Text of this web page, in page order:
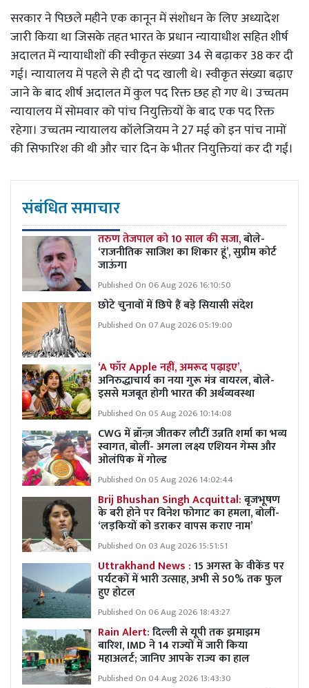
सरकार ने पिछले महीने एक कानून में संशोधन के लिए अध्यादेश
जारी किया था जिसके तहत भारत के प्रधान न्यायाधीश सहित शीर्ष
अदालत में न्यायाधीशों की स्वीकृत संख्या 34 से बढ़ाकर 38 कर दी
गई। न्यायालय में पहले से ही दो पद खाली थे। स्वीकृत संख्या बढ़ाए
जाने के बाद शीर्ष अदालत में कुल पद रिक्त छह हो गए थे। उच्चतम
न्यायालय में सोमवार को पांच नियुक्तियों के बाद एक पद रिक्त
रहेगा। उच्चतम न्यायालय कॉलेजियम ने 27 मई को इन पांच नामों
की सिफारिश की थी और चार दिन के भीतर नियुक्तियां कर दी गईं।
संबंधित समाचार
तरुण तेजपाल को 10 साल की सजा,बोले-
‘राजनीतिक साजिश का शिकार हूं’, सुप्रीम कोर्ट
जाऊंगा
Published On 06 Aug 2026 16:10:50
छोटे चुनावों में छिपे हैं बड़े सियासी संदेश
Published On 07 Aug 2026 05:19:00
‘A फॉर Apple नहीं, अमरूद पढ़ाइए’,
अनिरुद्धाचार्य का नया गुरू मंत्र वायरल, बोले-
इससे मजबूत होगी भारत की अर्थव्यवस्था
Published On 05 Aug 2026 10:14:08
CWG में ब्रॉन्ज़ जीतकर लौटीं उन्नति शर्मा का भव्य
स्वागत, बोलीं- अगला लक्ष्य एशियन गेम्स और
ओलंपिक में गोल्ड
Published On 05 Aug 2026 14:02:44
Brij Bhushan Singh Acquittal:बृजभूषण
के बरी होने पर विनेश फोगाट का हमला, बोलीं-
‘लड़कियों को डराकर वापस कराए नाम’
Published On 03 Aug 2026 15:51:51
Uttrakhand News :15 अगस्त के वीकेंड पर
पर्यटकों में भारी उत्साह, अभी से 50% तक फुल
हुए होटल
Published On 06 Aug 2026 18:43:27
Rain Alert:दिल्ली से यूपी तक झमाझम
बारिश, IMD ने 14 राज्यों में जारी किया
महाअलर्ट; जानिए आपके राज्य का हाल
Published On 04 Aug 2026 13:43:30